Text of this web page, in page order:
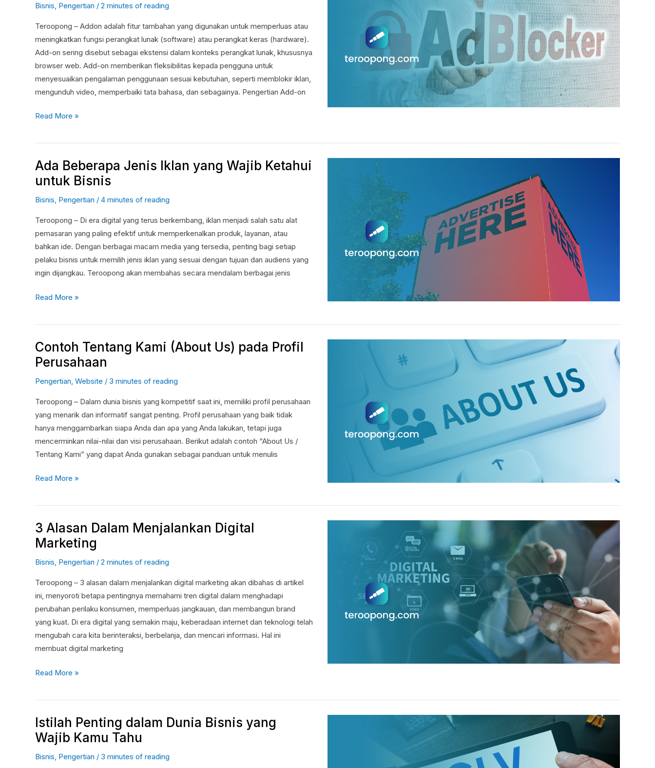
Bisnis Pengertian / 2 minutes of reading
Teroopong – Addon adalah fitur tambahan yang digunakan untuk memperluas atau
meningkatkan fungsi perangkat lunak (software) atau perangkat keras (hardware).
Add-on sering disebut sebagai ekstensi dalam konteks perangkat lunak, khususnya
browser web. Add-on memberikan fleksibilitas kepada pengguna untuk
menyesuaikan pengalaman penggunaan sesuai kebutuhan, seperti memblokir iklan,
mengunduh video, memperbaiki tata bahasa, dan sebagainya. Pengertian Add-on
on?
Addon
adalah
Fitur
Tambahan
Read More »
Ada Beberapa Jenis Iklan yang Wajib Ketahui
untuk Bisnis
Bisnis, Pengertian / 4 minutes of reading
Teroopong – Di era digital yang terus berkembang, iklan menjadi salah satu alat
pemasaran yang paling efektif untuk memperkenalkan produk, layanan, atau
bahkan ide. Dengan berbagai macam media yang tersedia, penting bagi setiap
pelaku bisnis untuk memilih jenis iklan yang sesuai dengan tujuan dan audiens yang
ingin dijangkau. Teroopong akan membahas secara mendalam berbagai jenis
Ada
Beberapa
Iklan
yang
Wajib
Ketahui
untuk
Bisnis
Read More »
Contoh Tentang Kami (About Us) pada Profil
Perusahaan
Pengertian Website / 3 minutes of reading
Teroopong – Dalam dunia bisnis yang kompetitif saat ini, memiliki profil perusahaan
yang menarik dan informatif sangat penting. Profil perusahaan yang baik tidak
hanya menggambarkan siapa Anda dan apa yang Anda lakukan, tetapi juga
mencerminkan nilai-nilai dan visi perusahaan. Berikut adalah contoh “About Us /
Tentang Kami” yang dapat Anda gunakan sebagai panduan untuk menulis
Contoh
Tentang
(About
Us)
Profil
Perusahaan
Read More »
3 Alasan Dalam Menjalankan Digital
Marketing
Bisnis, Pengertian / 2 minutes of reading
Teroopong – 3 alasan dalam menjalankan digital marketing akan dibahas di artikel
ini, menyoroti betapa pentingnya memahami tren digital dalam menghadapi
perubahan perilaku konsumen, memperluas jangkauan, dan membangun brand
yang kuat. Di era digital yang semakin maju, keberadaan internet dan teknologi telah
mengubah cara kita berinteraksi, berbelanja, dan mencari informasi. Hal ini
membuat digital marketing
3
Alasan
Menjalankan
Digital
Marketing
Read More »
Istilah Penting dalam Dunia Bisnis yang
Wajib Kamu Tahu
Bisnis Pengertian / 3 minutes of reading
Istilah
Penting
Dunia